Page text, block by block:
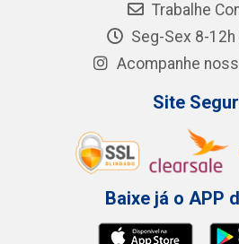
Trabalhe
Seg-Sex 8-
Acompanhe
Site
Baixe já o APP